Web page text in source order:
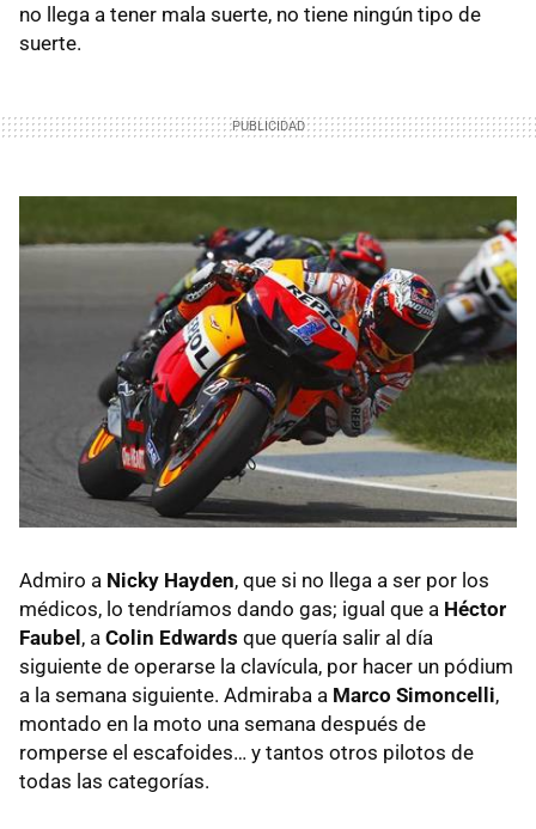
no llega a tener mala suerte, no tiene ningún tipo de
suerte.
Admiro a Nicky Hayden, que si no llega a ser por los
médicos, lo tendríamos dando gas; igual que a Héctor
Faubel, a Colin Edwards que quería salir al día
siguiente de operarse la clavícula, por hacer un pódium
a la semana siguiente. Admiraba a Marco Simoncelli,
montado en la moto una semana después de
romperse el escafoides… y tantos otros pilotos de
todas las categorías.